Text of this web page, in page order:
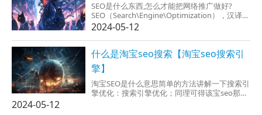
SEO是什么东西,怎么才能把网络推广做好?
SEO（Search\Engine\Optimization），汉译为
搜索引擎优化。一般必须页面简洁，内容比较
鲜明。页面简洁，一个是页面的制作是
DIV+CSS，这种便于掌握网站的反应速度与搜索
引擎的抓取时间；二是图片不可过多，但图片
最好...
2024-05-12
什么是淘宝seo搜索【淘宝seo搜索引
擎】
淘宝SEO是什么意思简单的方法讲解一下搜索引
擎优化：搜索引擎优化；同理可得该宝seo那是
2024-05-12